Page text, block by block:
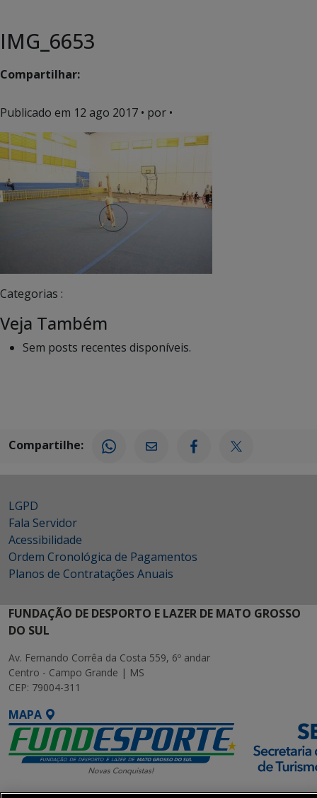
IMG_6653
Compartilhar:
Publicado em 12 ago 2017 • por •
Categorias :
Veja Também
Sem posts recentes disponíveis.
Compartilhe:
LGPD
Fala Servidor
Acessibilidade
Ordem Cronológica de Pagamentos
Planos de Contratações Anuais
FUNDAÇÃO DE DESPORTO E LAZER DE MATO GROSSO
DO SUL
Av. Fernando Corrêa da Costa 559, 6º andar
Centro - Campo Grande | MS
CEP: 79004-311
MAPA